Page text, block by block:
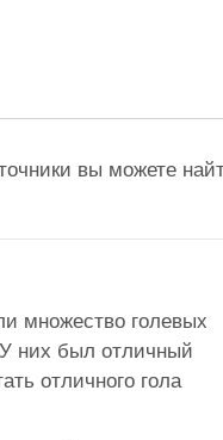
вы можете
множество голевых
них был отличный
отличного гола